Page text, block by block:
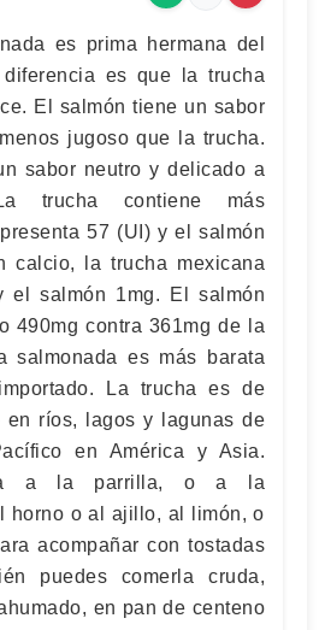
es prima hermana del
es que la trucha
El salmón tiene un sabor
jugoso que la trucha.
sabor neutro y delicado a
trucha contiene más
57 (UI) y el salmón
calcio, la trucha mexicana
el salmón 1mg. El salmón
490mg contra 361mg de la
salmonada es más barata
La trucha es de
en ríos, lagos y lagunas de
en América y Asia.
a la parrilla, o a la
horno o al ajillo, al limón, o
acompañar con tostadas
puedes comerla cruda,
en pan de centeno